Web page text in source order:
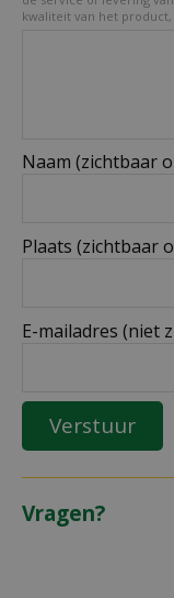
kwaliteit van het
Naam (zichtbaar
Plaats (zichtbaar
E-mailadres (niet
Vragen?